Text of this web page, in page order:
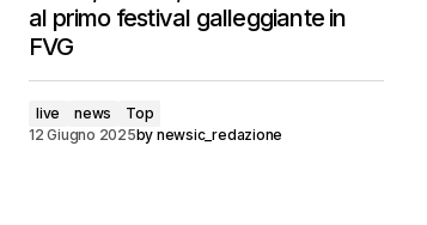
al primo festival galleggiante in
FVG
live news
Top
12 Giugno 2025by newsic_redazione